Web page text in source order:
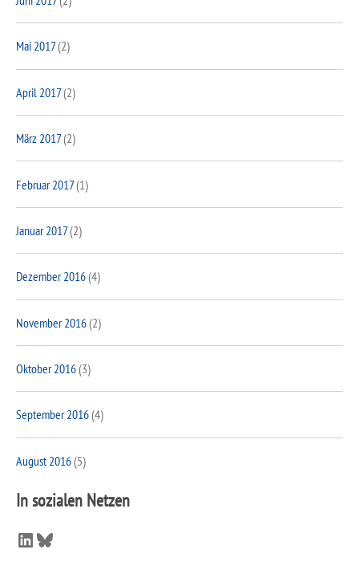
Mai 2017(2)
April 2017(2)
März 2017(2)
Februar 2017(1)
Januar 2017(2)
Dezember 2016(4)
November 2016(2)
Oktober 2016(3)
September 2016(4)
August 2016(5)
In sozialen Netzen
LinkedIn
Bluesky